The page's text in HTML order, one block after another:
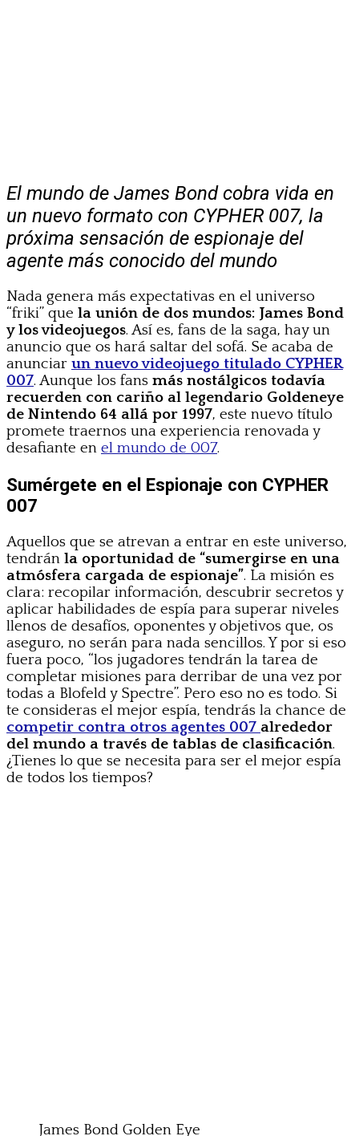
El mundo de James Bond cobra vida en
un nuevo formato con CYPHER 007, la
próxima sensación de espionaje del
agente más conocido del mundo
Nada genera más expectativas en el universo
“friki” que la unión de dos mundos: James Bond
y los videojuegos. Así es, fans de la saga, hay un
anuncio que os hará saltar del sofá. Se acaba de
anunciar un nuevo videojuego titulado CYPHER
007. Aunque los fans más nostálgicos todavía
recuerden con cariño al legendario Goldeneye
de Nintendo 64 allá por 1997, este nuevo título
promete traernos una experiencia renovada y
desafiante en el mundo de 007.
Sumérgete en el Espionaje con CYPHER
007
Aquellos que se atrevan a entrar en este universo,
tendrán la oportunidad de “sumergirse en una
atmósfera cargada de espionaje”. La misión es
clara: recopilar información, descubrir secretos y
aplicar habilidades de espía para superar niveles
llenos de desafíos, oponentes y objetivos que, os
aseguro, no serán para nada sencillos. Y por si eso
fuera poco, “los jugadores tendrán la tarea de
completar misiones para derribar de una vez por
todas a Blofeld y Spectre”. Pero eso no es todo. Si
te consideras el mejor espía, tendrás la chance de
competir contra otros agentes 007 alrededor
del mundo a través de tablas de clasificación.
¿Tienes lo que se necesita para ser el mejor espía
de todos los tiempos?
James Bond Golden Eye